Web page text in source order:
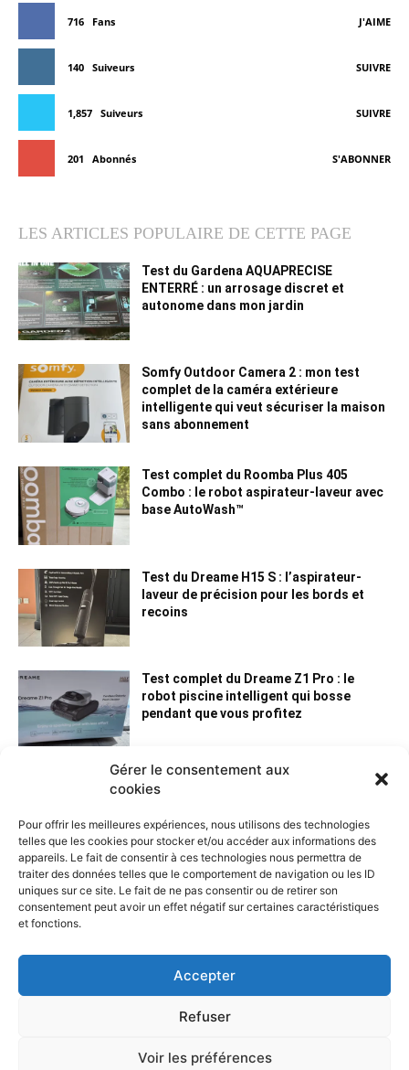
Gérer le consentement aux
cookies
Pour offrir les meilleures expériences, nous utilisons des technologies
telles que les cookies pour stocker et/ou accéder aux informations des
appareils. Le fait de consentir à ces technologies nous permettra de
traiter des données telles que le comportement de navigation ou les ID
uniques sur ce site. Le fait de ne pas consentir ou de retirer son
consentement peut avoir un effet négatif sur certaines caractéristiques
et fonctions.
Accepter
Refuser
Voir les préférences
716 Fans J'AIME
140 Suiveurs SUIVRE
1,857 Suiveurs SUIVRE
201 Abonnés S'ABONNER
LES ARTICLES POPULAIRE DE CETTE PAGE
Test du Gardena AQUAPRECISE
ENTERRÉ : un arrosage discret et
autonome dans mon jardin
Somfy Outdoor Camera 2 : mon test
complet de la caméra extérieure
intelligente qui veut sécuriser la maison
sans abonnement
Test complet du Roomba Plus 405
Combo : le robot aspirateur-laveur avec
base AutoWash™
Test du Dreame H15 S : l’aspirateur-
laveur de précision pour les bords et
recoins
Test complet du Dreame Z1 Pro : le
robot piscine intelligent qui bosse
pendant que vous profitez